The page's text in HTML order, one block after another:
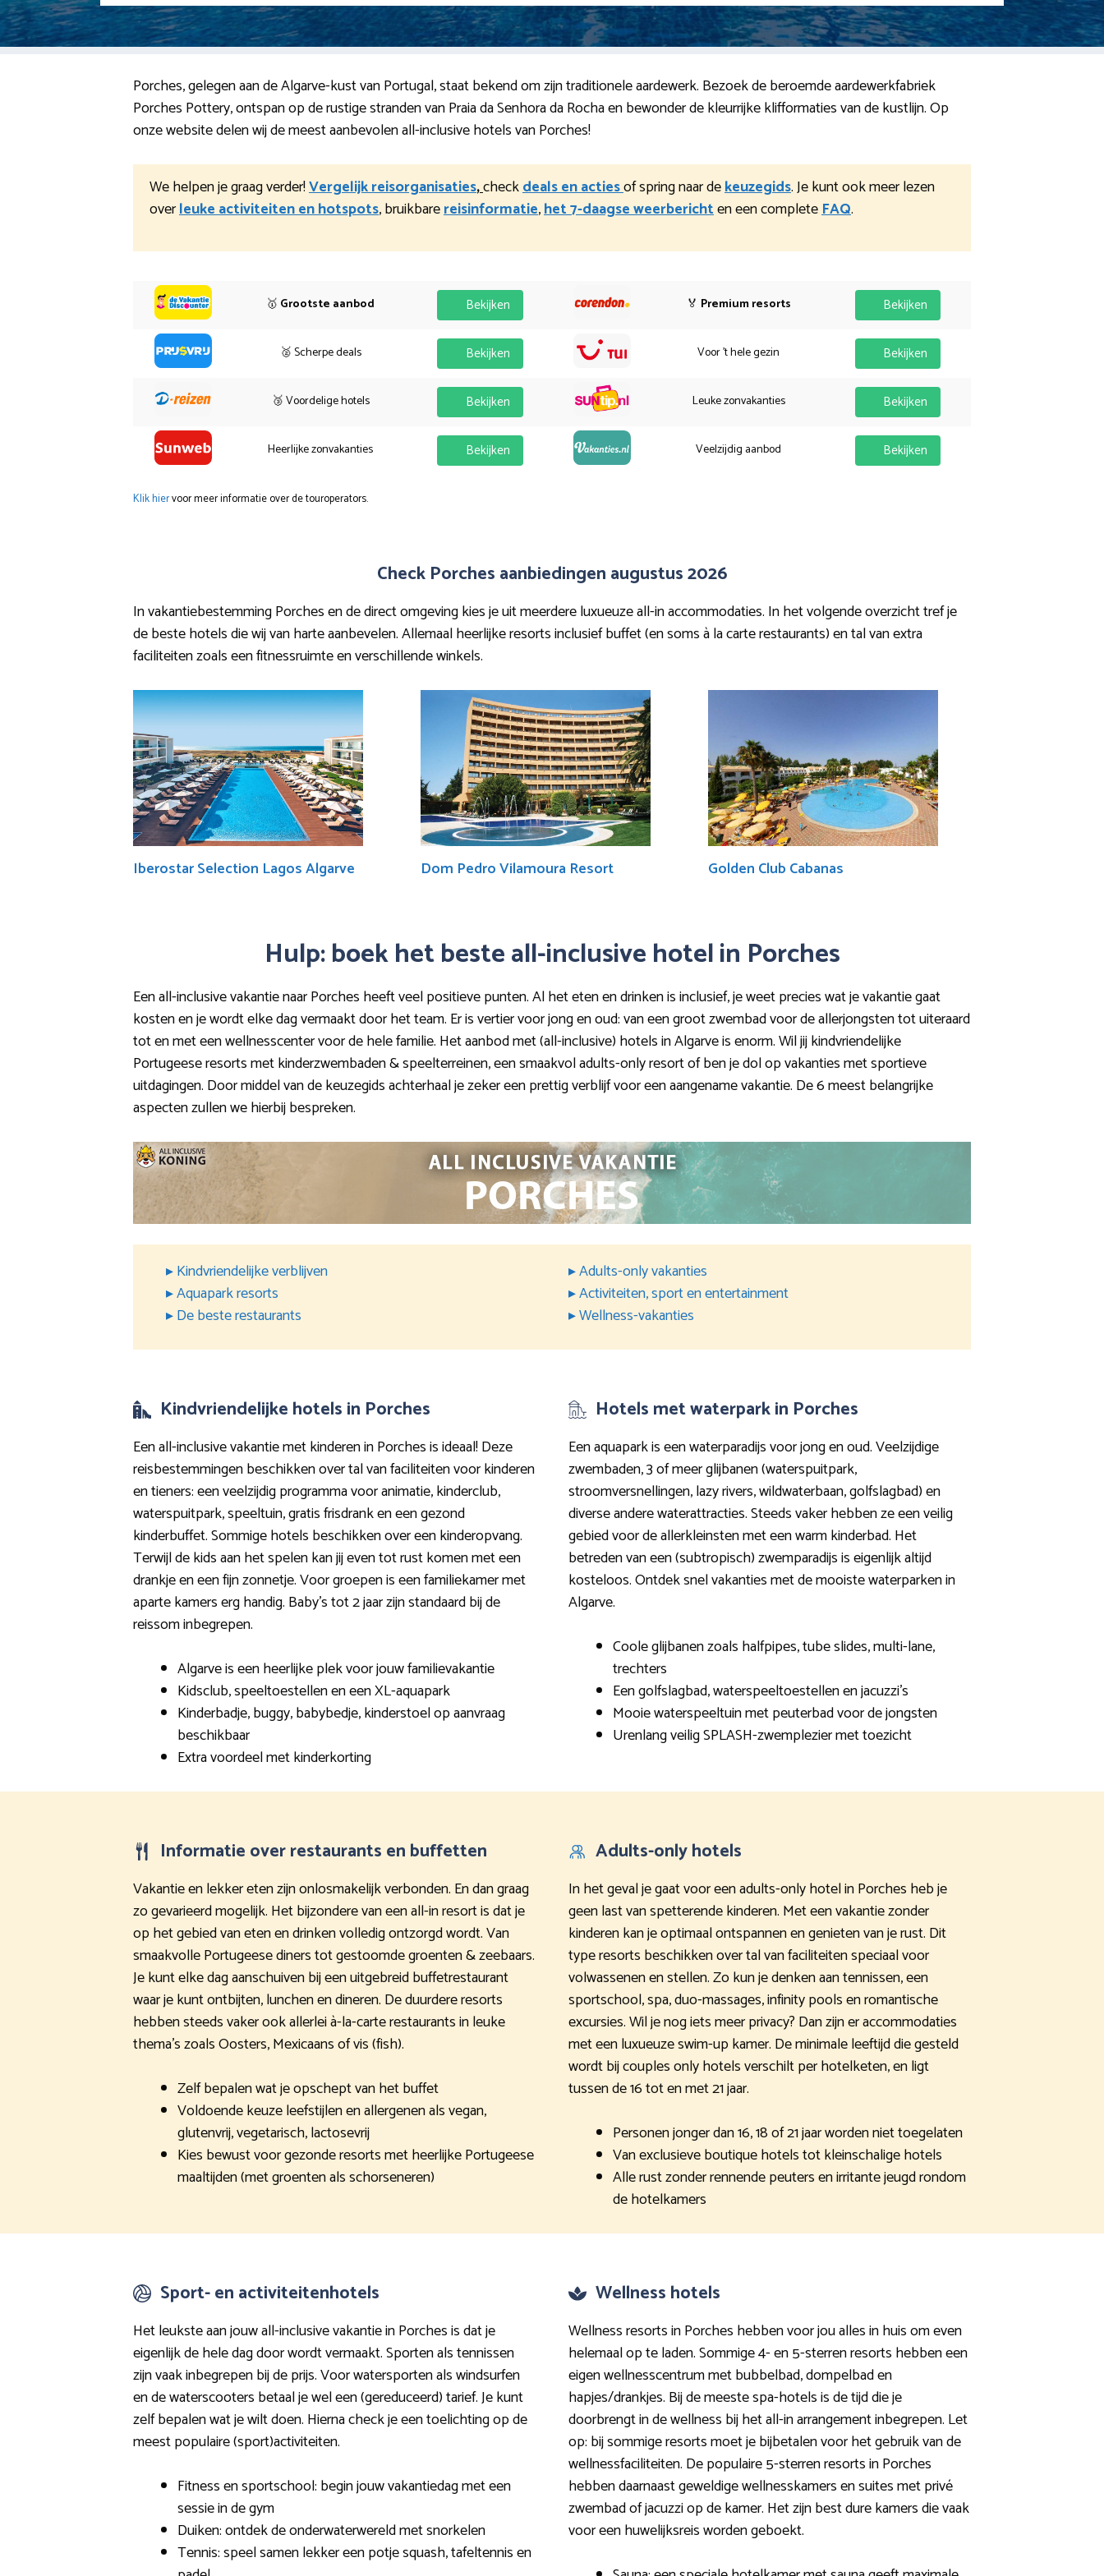
Porches, gelegen aan de Algarve-kust van Portugal, staat bekend om zijn traditionele aardewerk. Bezoek de beroemde aardewerkfabriek
Porches Pottery, ontspan op de rustige stranden van Praia da Senhora da Rocha en bewonder de kleurrijke klifformaties van de kustlijn. Op
onze website delen wij de meest aanbevolen all-inclusive hotels van Porches!
We helpen je graag verder!Vergelijk reisorganisaties,checkdeals en actiesof spring naar dekeuzegids. Je kunt ook meer lezen
overleuke activiteiten en hotspots, bruikbarereisinformatie,het 7-daagse weerberichten een completeFAQ.
🥇 Grootste aanbod Bekijken
🥈 Scherpe deals Bekijken
🥉 Voordelige hotels Bekijken
Heerlijke zonvakanties Bekijken
🏅 Premium resorts Bekijken
Voor 't hele gezin Bekijken
Leuke zonvakanties Bekijken
Veelzijdig aanbod Bekijken
Klik hiervoor meer informatie over de touroperators.
Check Porches aanbiedingen augustus 2026
In vakantiebestemming Porches en de direct omgeving kies je uit meerdere luxueuze all-in accommodaties. In het volgende overzicht tref je
de beste hotels die wij van harte aanbevelen. Allemaal heerlijke resorts inclusief buffet (en soms à la carte restaurants) en tal van extra
faciliteiten zoals een fitnessruimte en verschillende winkels.
Iberostar Selection Lagos Algarve Dom Pedro Vilamoura Resort Golden Club Cabanas
Hulp: boek het beste all-inclusive hotel in Porches
Een all-inclusive vakantie naar Porches heeft veel positieve punten. Al het eten en drinken is inclusief, je weet precies wat je vakantie gaat
kosten en je wordt elke dag vermaakt door het team. Er is vertier voor jong en oud: van een groot zwembad voor de allerjongsten tot uiteraard
tot en met een wellnesscenter voor de hele familie. Het aanbod met (all-inclusive) hotels in Algarve is enorm. Wil jij kindvriendelijke
Portugeese resorts met kinderzwembaden & speelterreinen, een smaakvol adults-only resort of ben je dol op vakanties met sportieve
uitdagingen. Door middel van de keuzegids achterhaal je zeker een prettig verblijf voor een aangename vakantie. De 6 meest belangrijke
aspecten zullen we hierbij bespreken.
▸ Kindvriendelijke verblijven
▸ Aquapark resorts
▸ De beste restaurants
▸ Adults-only vakanties
▸ Activiteiten, sport en entertainment
▸ Wellness-vakanties
Kindvriendelijke hotels in Porches
Een all-inclusive vakantie met kinderen in Porches is ideaal! Deze
reisbestemmingen beschikken over tal van faciliteiten voor kinderen
en tieners: een veelzijdig programma voor animatie, kinderclub,
waterspuitpark, speeltuin, gratis frisdrank en een gezond
kinderbuffet. Sommige hotels beschikken over een kinderopvang.
Terwijl de kids aan het spelen kan jij even tot rust komen met een
drankje en een fijn zonnetje. Voor groepen is een familiekamer met
aparte kamers erg handig. Baby’s tot 2 jaar zijn standaard bij de
reissom inbegrepen.
Algarve is een heerlijke plek voor jouw familievakantie
Kidsclub, speeltoestellen en een XL-aquapark
Kinderbadje, buggy, babybedje, kinderstoel op aanvraag
beschikbaar
Extra voordeel met kinderkorting
Hotels met waterpark in Porches
Een aquapark is een waterparadijs voor jong en oud. Veelzijdige
zwembaden, 3 of meer glijbanen (waterspuitpark,
stroomversnellingen, lazy rivers, wildwaterbaan, golfslagbad) en
diverse andere waterattracties. Steeds vaker hebben ze een veilig
gebied voor de allerkleinsten met een warm kinderbad. Het
betreden van een (subtropisch) zwemparadijs is eigenlijk altijd
kosteloos. Ontdek snel vakanties met de mooiste waterparken in
Algarve.
Coole glijbanen zoals halfpipes, tube slides, multi-lane,
trechters
Een golfslagbad, waterspeeltoestellen en jacuzzi’s
Mooie waterspeeltuin met peuterbad voor de jongsten
Urenlang veilig SPLASH-zwemplezier met toezicht
Informatie over restaurants en buffetten
Vakantie en lekker eten zijn onlosmakelijk verbonden. En dan graag
zo gevarieerd mogelijk. Het bijzondere van een all-in resort is dat je
op het gebied van eten en drinken volledig ontzorgd wordt. Van
smaakvolle Portugeese diners tot gestoomde groenten & zeebaars.
Je kunt elke dag aanschuiven bij een uitgebreid buffetrestaurant
waar je kunt ontbijten, lunchen en dineren. De duurdere resorts
hebben steeds vaker ook allerlei à-la-carte restaurants in leuke
thema’s zoals Oosters, Mexicaans of vis (fish).
Zelf bepalen wat je opschept van het buffet
Voldoende keuze leefstijlen en allergenen als vegan,
glutenvrij, vegetarisch, lactosevrij
Kies bewust voor gezonde resorts met heerlijke Portugeese
maaltijden (met groenten als schorseneren)
Adults-only hotels
In het geval je gaat voor een adults-only hotel in Porches heb je
geen last van spetterende kinderen. Met een vakantie zonder
kinderen kan je optimaal ontspannen en genieten van je rust. Dit
type resorts beschikken over tal van faciliteiten speciaal voor
volwassenen en stellen. Zo kun je denken aan tennissen, een
sportschool, spa, duo-massages, infinity pools en romantische
excursies. Wil je nog iets meer privacy? Dan zijn er accommodaties
met een luxueuze swim-up kamer. De minimale leeftijd die gesteld
wordt bij couples only hotels verschilt per hotelketen, en ligt
tussen de 16 tot en met 21 jaar.
Personen jonger dan 16, 18 of 21 jaar worden niet toegelaten
Van exclusieve boutique hotels tot kleinschalige hotels
Alle rust zonder rennende peuters en irritante jeugd rondom
de hotelkamers
Sport- en activiteitenhotels
Het leukste aan jouw all-inclusive vakantie in Porches is dat je
eigenlijk de hele dag door wordt vermaakt. Sporten als tennissen
zijn vaak inbegrepen bij de prijs. Voor watersporten als windsurfen
en de waterscooters betaal je wel een (gereduceerd) tarief. Je kunt
zelf bepalen wat je wilt doen. Hierna check je een toelichting op de
meest populaire (sport)activiteiten.
Fitness en sportschool: begin jouw vakantiedag met een
sessie in de gym
Duiken: ontdek de onderwaterwereld met snorkelen
Tennis: speel samen lekker een potje squash, tafeltennis en
Wellness hotels
Wellness resorts in Porches hebben voor jou alles in huis om even
helemaal op te laden. Sommige 4- en 5-sterren resorts hebben een
eigen wellnesscentrum met bubbelbad, dompelbad en
hapjes/drankjes. Bij de meeste spa-hotels is de tijd die je
doorbrengt in de wellness bij het all-in arrangement inbegrepen. Let
op: bij sommige resorts moet je bijbetalen voor het gebruik van de
wellnessfaciliteiten. De populaire 5-sterren resorts in Porches
hebben daarnaast geweldige wellnesskamers en suites met privé
zwembad of jacuzzi op de kamer. Het zijn best dure kamers die vaak
voor een huwelijksreis worden geboekt.